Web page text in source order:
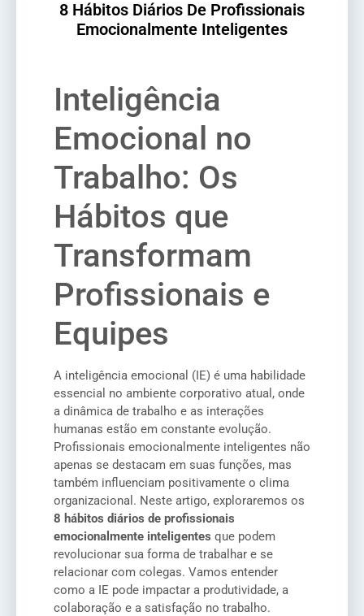
8 Hábitos Diários De Profissionais
Emocionalmente Inteligentes
Inteligência
Emocional no
Trabalho: Os
Hábitos que
Transformam
Profissionais e
Equipes
A inteligência emocional (IE) é uma habilidade
essencial no ambiente corporativo atual, onde
a dinâmica de trabalho e as interações
humanas estão em constante evolução.
Profissionais emocionalmente inteligentes não
apenas se destacam em suas funções, mas
também influenciam positivamente o clima
organizacional. Neste artigo, exploraremos os
8 hábitos diários de profissionais
emocionalmente inteligentes que podem
revolucionar sua forma de trabalhar e se
relacionar com colegas. Vamos entender
como a IE pode impactar a produtividade, a
colaboração e a satisfação no trabalho.